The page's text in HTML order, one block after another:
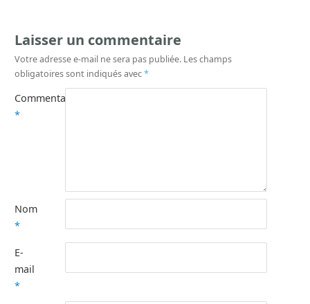
Laisser un commentaire
Votre adresse e-mail ne sera pas publiée. Les champs
obligatoires sont indiqués avec*
Commentaire
*
Nom
*
E-
mail
*